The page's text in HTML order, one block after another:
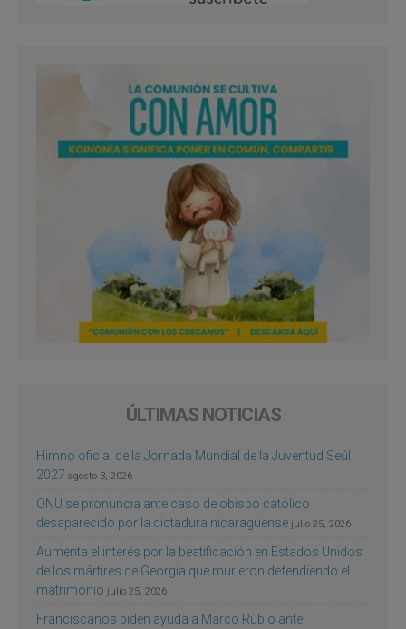
ÚLTIMAS NOTICIAS
Himno oficial de la Jornada Mundial de la Juventud Seúl
2027 agosto 3, 2026
ONU se pronuncia ante caso de obispo católico
desaparecido por la dictadura nicaragüense julio 25, 2026
Aumenta el interés por la beatificación en Estados Unidos
de los mártires de Georgia que murieron defendiendo el
matrimonio julio 25, 2026
Franciscanos piden ayuda a Marco Rubio ante